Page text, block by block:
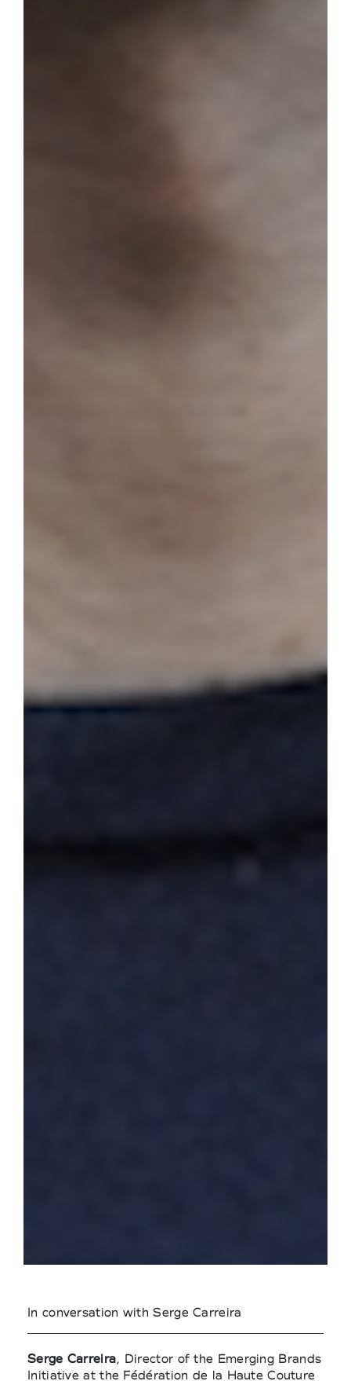
In conversation with Serge Carreira
Serge Carreira, Director of the Emerging Brands
Initiative at the Fédération de la Haute Couture